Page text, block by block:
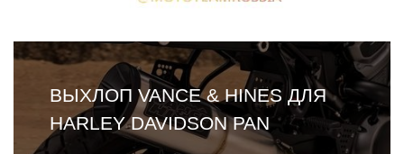
ВЫХЛОП VANCE & HINES ДЛЯ
HARLEY DAVIDSON PAN